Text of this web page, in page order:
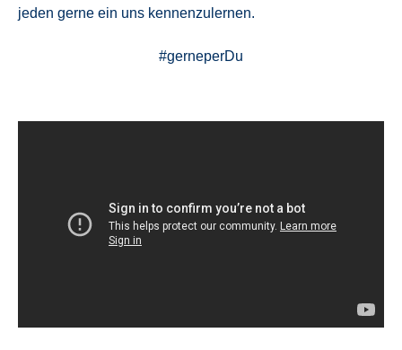
jeden gerne ein uns kennenzulernen.
#gerneperDu